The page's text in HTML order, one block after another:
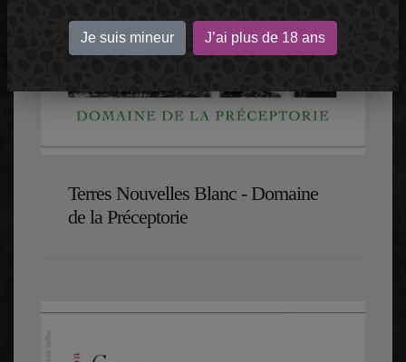
Terres Nouvelles Blanc - Domaine
de la Préceptorie
Je suis mineur J’ai plus de 18 ans